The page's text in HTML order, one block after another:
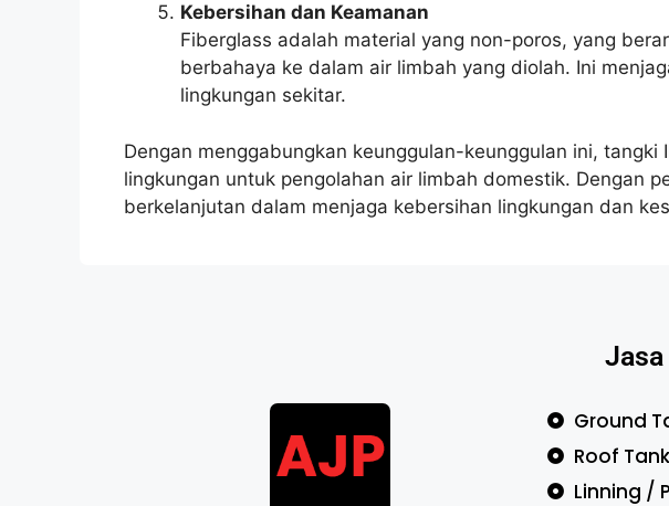
Kebersihan dan Keamanan
Fiberglass adalah material yang non-poros, yang
berbahaya ke dalam air limbah yang diolah. Ini
lingkungan sekitar.
Dengan menggabungkan keunggulan-keunggulan ini,
lingkungan untuk pengolahan air limbah domestik. Dengan
berkelanjutan dalam menjaga kebersihan lingkungan dan
Ground
Roof
Linning /